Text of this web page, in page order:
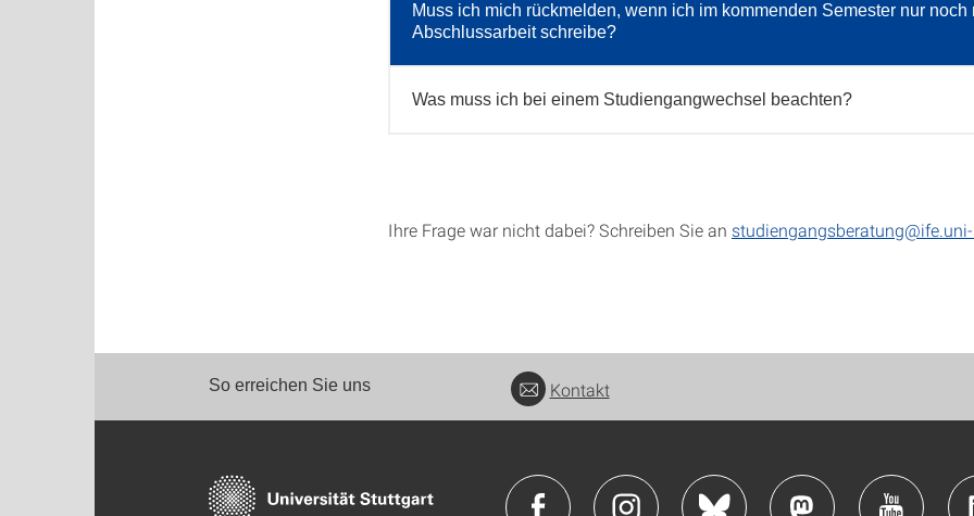
Muss ich mich rückmelden, wenn ich im kommenden Semester nur noch
Abschlussarbeit schreibe?
Was muss ich bei einem Studiengangwechsel beachten?
Ihre Frage war nicht dabei? Schreiben Sie an
So erreichen Sie uns Kontakt